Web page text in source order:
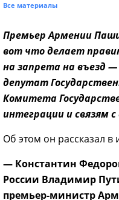
Все материалы
Премьер Армении
вот что делает
на запрета на въезд
депутат
Комитета
интеграции и связям
Об этом он рассказал
— Константин
России Владимир
премьер-министр